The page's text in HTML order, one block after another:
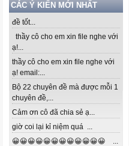
CÁC Ý KIẾN MỚI NHẤT
đề tốt...
thầy cô cho em xin file nghe với
ạ!...
thầy cô cho em xin file nghe với
ạ! email:...
Bộ 22 chuyên đề mà được mỗi 1
chuyên đề,...
Cảm ơn cô đã chia sẻ ạ...
giờ coi lại kỉ niệm quá ...
😀😀😀😀😀😀😀😀😀😀😀😀 ...